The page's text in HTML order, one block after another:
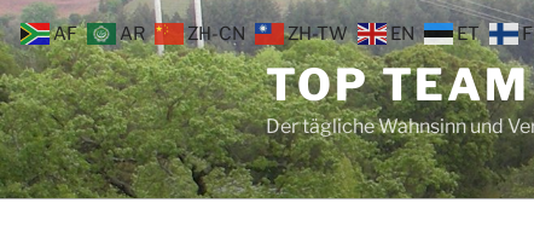
Zum
Inhalt
springen
TOP
Der tägliche Wahnsinn und
AF AR ZH-CN ZH-TW EN ET